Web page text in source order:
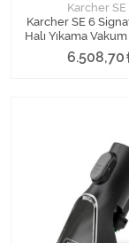
Karcher SE
Karcher SE 6
Halı Yıkama
6.508,70